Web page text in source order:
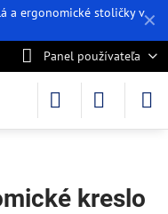
✕
a ergonomické stoličky v
Panel používateľa
kreslo